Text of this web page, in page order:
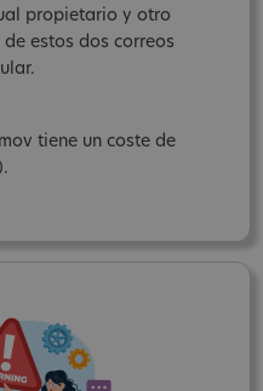
propietario y otro
estos dos correos
tiene un coste de